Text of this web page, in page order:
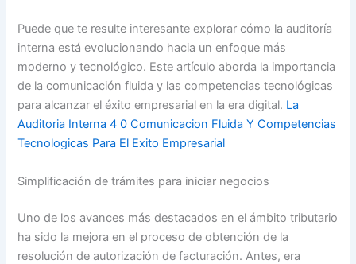
Puede que te resulte interesante explorar cómo la auditoría
interna está evolucionando hacia un enfoque más
moderno y tecnológico. Este artículo aborda la importancia
de la comunicación fluida y las competencias tecnológicas
para alcanzar el éxito empresarial en la era digital. La
Auditoria Interna 4 0 Comunicacion Fluida Y Competencias
Tecnologicas Para El Exito Empresarial
Simplificación de trámites para iniciar negocios
Uno de los avances más destacados en el ámbito tributario
ha sido la mejora en el proceso de obtención de la
resolución de autorización de facturación. Antes, era